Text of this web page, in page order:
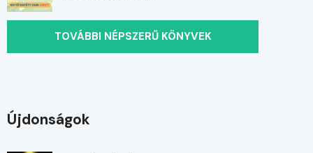
TOVÁBBI NÉPSZERŰ KÖNYVEK
Újdonságok